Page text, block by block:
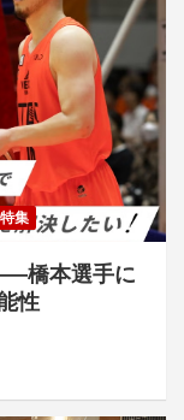
特集
橋本選手に
性